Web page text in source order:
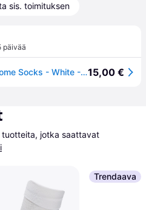
sis. toimituksen
päivää
Manchester United 24/25 Home Socks - White - 40-4215,00 €
tuotteita, jotka saattavat
Trendaava